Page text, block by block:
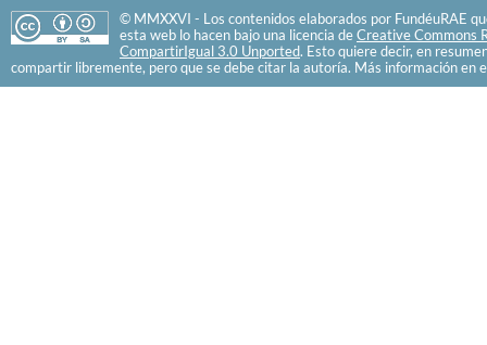
© MMXXVI - Los contenidos elaborados por FundéuRAE
esta web lo hacen bajo una licencia de Creative Commons
CompartirIgual 3.0 Unported. Esto quiere decir, en
compartir libremente, pero que se debe citar la autoría. Más información en